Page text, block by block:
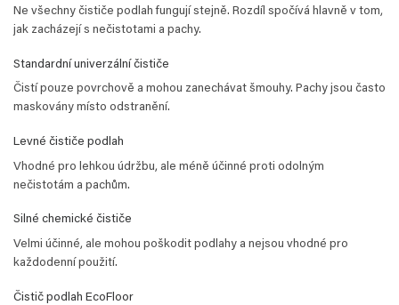
Ne všechny čističe podlah fungují stejně. Rozdíl spočívá hlavně v tom,
jak zacházejí s nečistotami a pachy.
Standardní univerzální čističe
Čistí pouze povrchově a mohou zanechávat šmouhy. Pachy jsou často
maskovány místo odstranění.
Levné čističe podlah
Vhodné pro lehkou údržbu, ale méně účinné proti odolným
nečistotám a pachům.
Silné chemické čističe
Velmi účinné, ale mohou poškodit podlahy a nejsou vhodné pro
každodenní použití.
Čistič podlah EcoFloor